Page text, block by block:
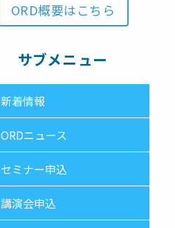
ORD概要はこちら
サブメニュー
新着情報
ORDニュース
セミナー申込
講演会申込